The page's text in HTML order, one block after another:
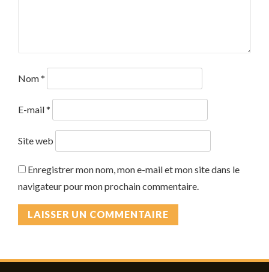
Nom*
E-mail*
Site web
Enregistrer mon nom, mon e-mail et mon site dans le
navigateur pour mon prochain commentaire.